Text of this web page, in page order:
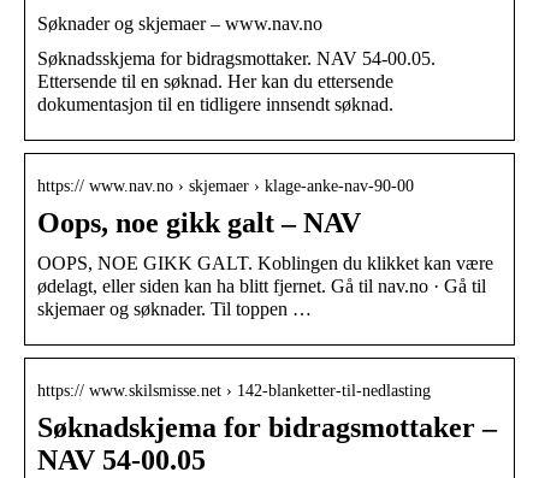
Søknader og skjemaer – www.nav.no
Søknadsskjema for bidragsmottaker. NAV 54-00.05.
Ettersende til en søknad. Her kan du ettersende
dokumentasjon til en tidligere innsendt søknad.
https:// www.nav.no › skjemaer › klage-anke-nav-90-00
Oops, noe gikk galt – NAV
OOPS, NOE GIKK GALT. Koblingen du klikket kan være
ødelagt, eller siden kan ha blitt fjernet. Gå til nav.no · Gå til
skjemaer og søknader. Til toppen …
https:// www.skilsmisse.net › 142-blanketter-til-nedlasting
Søknadskjema for bidragsmottaker –
NAV 54-00.05